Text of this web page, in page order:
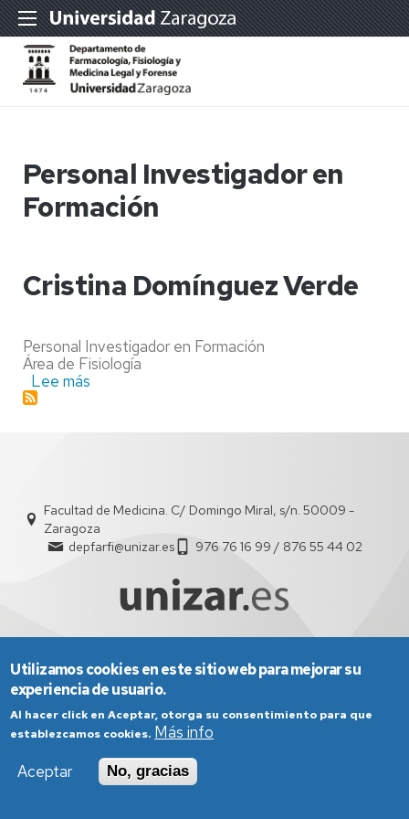
Personal Investigador en
Formación
Cristina Domínguez Verde
Personal Investigador en Formación
Área de Fisiología
Lee más
Facultad de Medicina. C/ Domingo Miral, s/n. 50009 -
Zaragoza
depfarfi@unizar.es
976 76 16 99 / 876 55 44 02
Aviso Legal
Condiciones generales de uso
Política de Privacidad
Utilizamos cookies en este sitio web para mejorar su
experiencia de usuario.
Al hacer click en Aceptar, otorga su consentimiento para que
establezcamos cookies. Más info
Aceptar
No, gracias